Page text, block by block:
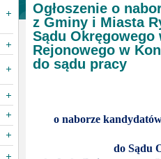
Ogłoszenie o
z Gminy i Miasta
Sądu
Rejonowego w
do sądu pracy
o naborze
do Sądu